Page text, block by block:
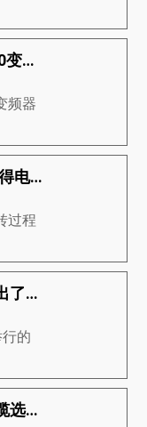
怎么看待茵梦达V20变频器的市场趋势
频器
1MB0061茵梦达贝得电机驱动器流程的讲解与说明
过程
茵梦达贝得电机推出了永磁推进的新型模块，是未来潜艇动力关键技术
的
茵梦达贝得电机电缆选择的要求？茵梦达贝得电机推荐